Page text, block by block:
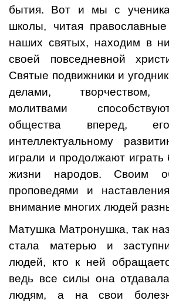
бытия. Вот и мы с
школы, читая
наших святых, находим в
своей повседневной
Святые подвижники и
делами, творчеством,
молитвами
общества вперед,
интеллектуальному
играли и продолжают
жизни народов. Своим
проповедями и
внимание многих людей
Матушка Матронушка, так
стала матерью и
людей, кто к ней
ведь все силы она
людям, а на свои